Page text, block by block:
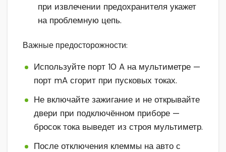
при извлечении предохранителя укажет
на проблемную цепь.
Важные предосторожности:
Используйте порт 10 A на мультиметре —
порт mA сгорит при пусковых токах.
Не включайте зажигание и не открывайте
двери при подключённом приборе —
бросок тока выведет из строя мультиметр.
После отключения клеммы на авто с